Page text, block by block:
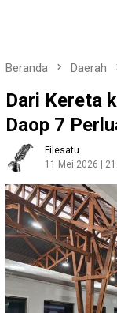
Beranda Daerah
Dari Kereta
Daop 7
Filesatu
11 Mei 2026 |